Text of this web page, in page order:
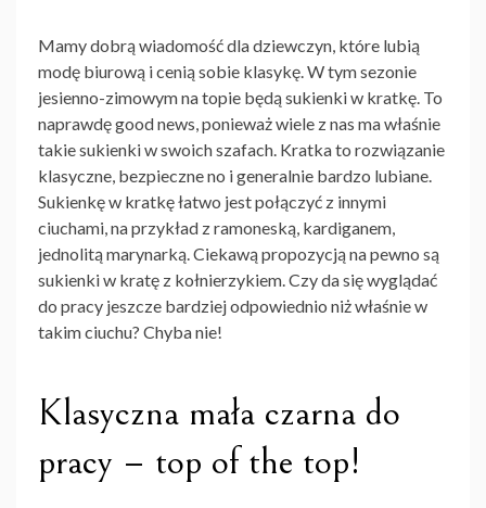
Mamy dobrą wiadomość dla dziewczyn, które lubią
modę biurową i cenią sobie klasykę. W tym sezonie
jesienno-zimowym na topie będą sukienki w kratkę. To
naprawdę good news, ponieważ wiele z nas ma właśnie
takie sukienki w swoich szafach. Kratka to rozwiązanie
klasyczne, bezpieczne no i generalnie bardzo lubiane.
Sukienkę w kratkę łatwo jest połączyć z innymi
ciuchami, na przykład z ramoneską, kardiganem,
jednolitą marynarką. Ciekawą propozycją na pewno są
sukienki w kratę z kołnierzykiem. Czy da się wyglądać
do pracy jeszcze bardziej odpowiednio niż właśnie w
takim ciuchu? Chyba nie!
Klasyczna mała czarna do
pracy – top of the top!